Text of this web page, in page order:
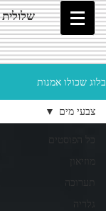
שלולית - בלוג שכולו אמנות
בלוג שכולו אמנות
כל הפוסטים
מוזיאון
תערוכה
גלריה
צבעי מים